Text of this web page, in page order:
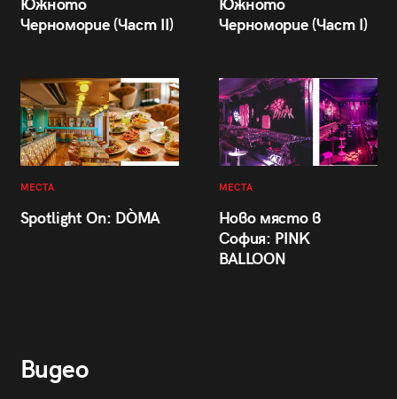
Южното
Черноморие (Част II)
Южното
Черноморие (Част I)
МЕСТА
Spotlight On: DÒMA
МЕСТА
Ново място в
София: PINK
BALLOON
Видео